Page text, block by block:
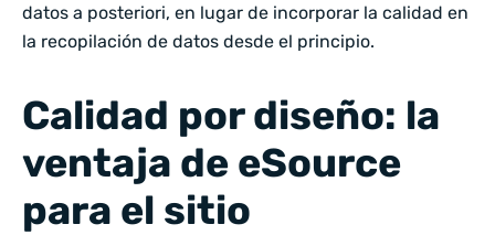
datos a posteriori, en lugar de incorporar la calidad en
la recopilación de datos desde el principio.
Calidad por diseño: la
ventaja de eSource
para el sitio